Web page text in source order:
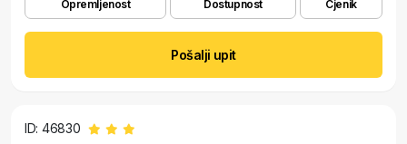
Opremljenost Dostupnost Cjenik
Pošalji upit
ID: 46830